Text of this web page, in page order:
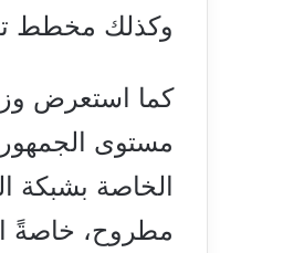
وكذلك مخطط
كما استعرض
مستوى
الخاصة بشبكة
مطروح، خاصةً